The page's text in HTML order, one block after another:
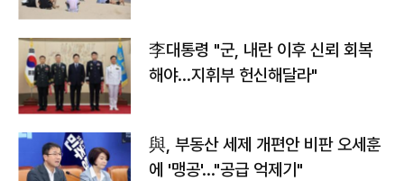
李대통령 "군, 내란 이후 신뢰 회복
해야…지휘부 헌신해달라"
與, 부동산 세제 개편안 비판 오세훈
에 '맹공'…"공급 억제기"